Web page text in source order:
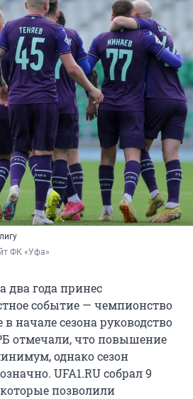
ФК «Уфа»
два года принес
событие — чемпионство
начале сезона руководство
отмечали, что повышение
однако сезон
UFA1.RU собрал 9
позволили